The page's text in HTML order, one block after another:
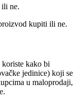
ne.
kupiti ili ne.
kako bi
jedinice) koji se
u maloprodaji,